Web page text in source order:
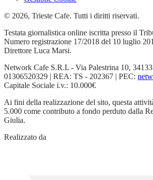
© 2026, Trieste Cafe. Tutti i diritti riservati.
Testata giornalistica online iscritta presso il
Numero registrazione 17/2018 del 10 luglio
Direttore Luca Marsi.
Network Cafe S.R.L - Via Palestrina 10,
01306520329 | REA: TS - 202367 | PEC:
Capitale Sociale i.v.: 10.000€
Ai fini della realizzazione del sito, questa
5.000 come contributo a fondo perduto dalla
Giulia.
Realizzato da